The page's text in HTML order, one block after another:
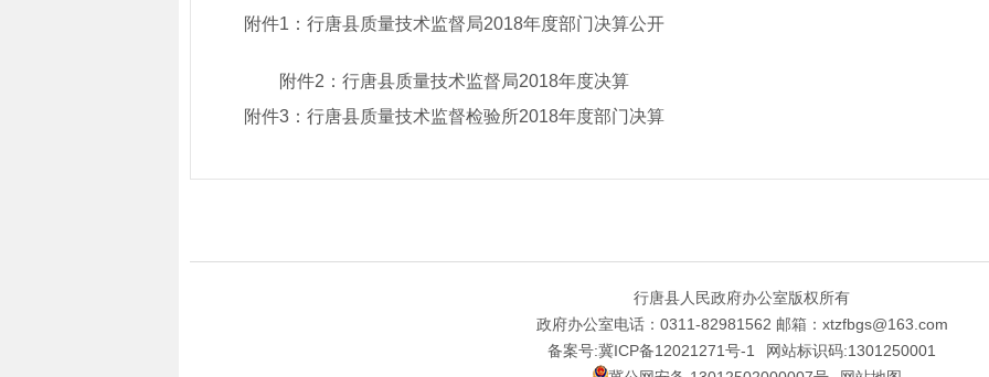
附件1： 行唐县质量技术监督局2018年度部门决算公开
附件2： 行唐县质量技术监督局2018年度决算
附件3： 行唐县质量技术监督检验所2018年度部门决算